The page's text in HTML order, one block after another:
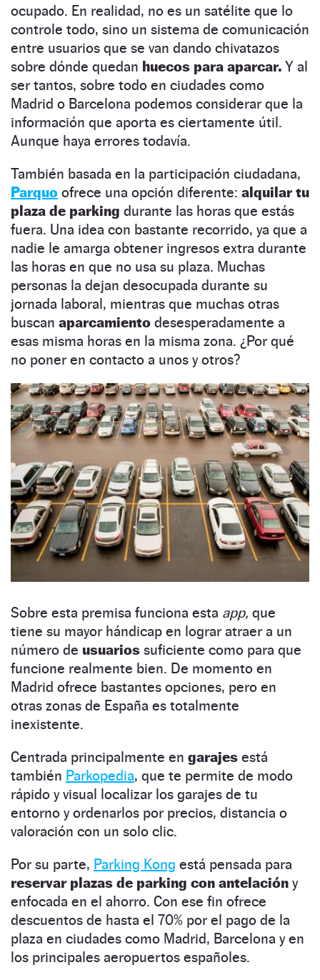
ocupado. En realidad, no es un satélite que lo
controle todo, sino un sistema de comunicación
entre usuarios que se van dando chivatazos
sobre dónde quedan huecos para aparcar. Y al
ser tantos, sobre todo en ciudades como
Madrid o Barcelona podemos considerar que la
información que aporta es ciertamente útil.
Aunque haya errores todavía.
También basada en la participación ciudadana,
Parquo ofrece una opción diferente: alquilar tu
plaza de parking durante las horas que estás
fuera. Una idea con bastante recorrido, ya que a
nadie le amarga obtener ingresos extra durante
las horas en que no usa su plaza. Muchas
personas la dejan desocupada durante su
jornada laboral, mientras que muchas otras
buscan aparcamiento desesperadamente a
esas misma horas en la misma zona. ¿Por qué
no poner en contacto a unos y otros?
Sobre esta premisa funciona esta app, que
tiene su mayor hándicap en lograr atraer a un
número de usuarios suficiente como para que
funcione realmente bien. De momento en
Madrid ofrece bastantes opciones, pero en
otras zonas de España es totalmente
inexistente.
Centrada principalmente en garajes está
también Parkopedia, que te permite de modo
rápido y visual localizar los garajes de tu
entorno y ordenarlos por precios, distancia o
valoración con un solo clic.
Por su parte, Parking Kong está pensada para
reservar plazas de parking con antelación y
enfocada en el ahorro. Con ese fin ofrece
descuentos de hasta el 70% por el pago de la
plaza en ciudades como Madrid, Barcelona y en
los principales aeropuertos españoles.